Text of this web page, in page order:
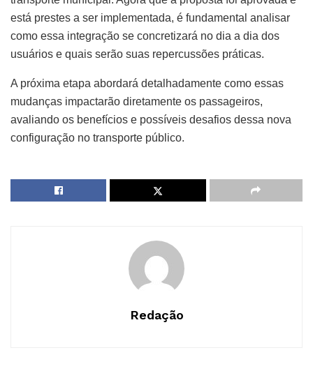
está prestes a ser implementada, é fundamental analisar
como essa integração se concretizará no dia a dia dos
usuários e quais serão suas repercussões práticas.
A próxima etapa abordará detalhadamente como essas
mudanças impactarão diretamente os passageiros,
avaliando os benefícios e possíveis desafios dessa nova
configuração no transporte público.
Redação